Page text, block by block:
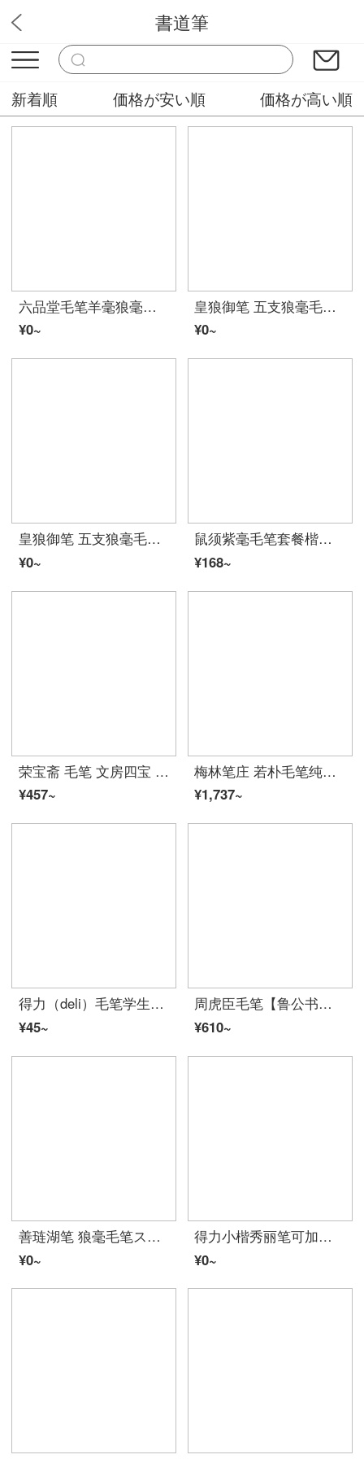
らくらく書道筆
書道筆
新着順 価格が安い順 価格が高い順
六品堂毛笔羊毫狼毫兼毫专业级大中小号楷书成人初学国画书法练字专用斗笔学者入门スーツ 翰雪香梅（兼毫） 中楷
¥0~
皇狼御笔 五支狼毫毛笔スーツ书法专业级成人初学大中小楷书行书草书隶篆书对联榜书国画抄经羊兼熊毫湖笔礼盒 皇狼御笔5支スーツ
¥0~
皇狼御笔 五支狼毫毛笔スーツ书法专业级成人初学大中小楷书行书草书隶篆书对联榜书国画抄经羊兼熊毫湖笔礼盒 皇狼御笔5支スーツ
¥0~
鼠须紫毫毛笔套餐楷隶书行草颜体国画成人初学书法练习大中小毛笔 兰亭鼠须/大中小号三支
¥168~
荣宝斋 毛笔 文房四宝 纯紫毫毛笔墨汁书法国画楷书行草写意工笔写经蝇头小楷抄经笔书法笔 青花
¥457~
梅林笔庄 若朴毛笔纯狼毫专业级书法高级楷书狼嚎中号大号中楷小楷行书隶书ハイエンド礼盒湘妃竹杆花牛角スーツ定制 若朴中号【出锋3.8，口径0.9】
¥1,737~
得力（deli）毛笔学生楷书毛笔 国画书法练字 成人初学者用笔练字帖毛笔 学生狼毫 小楷6582
¥45~
周虎臣毛笔【鲁公书魂】兼毫/颜体行书楷书大字/书画用笔/笔杆略粗
¥610~
善琏湖笔 狼毫毛笔スーツ大楷中楷毛笔礼盒装行书楷书法国画练习玉笔文房四宝礼盒 金玉良缘
¥0~
得力小楷秀丽笔可加墨水学生练字笔书法专用中楷大楷软头签字科学毛笔仿软毛笔书画笔 极细+小楷+中楷+大楷
¥0~